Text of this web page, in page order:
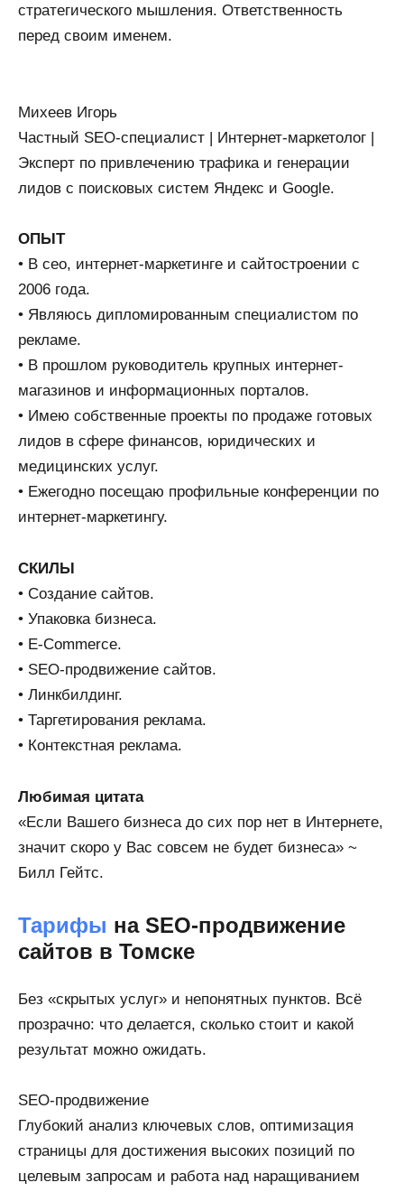
стратегического мышления. Ответственность
перед своим именем.
Михеев Игорь
Частный SEO-специалист | Интернет-маркетолог |
Эксперт по привлечению трафика и генерации
лидов с поисковых систем Яндекс и Google.
ОПЫТ
• В сео, интернет-маркетинге и сайтостроении с
2006 года.
• Являюсь дипломированным специалистом по
рекламе.
• В прошлом руководитель крупных интернет-
магазинов и информационных порталов.
• Имею собственные проекты по продаже готовых
лидов в сфере финансов, юридических и
медицинских услуг.
• Ежегодно посещаю профильные конференции по
интернет-маркетингу.
СКИЛЫ
• Создание сайтов.
• Упаковка бизнеса.
• E-Commerce.
• SEO-продвижение сайтов.
• Линкбилдинг.
• Таргетирования реклама.
• Контекстная реклама.
Любимая цитата
«Если Вашего бизнеса до сих пор нет в Интернете,
значит скоро у Вас совсем не будет бизнеса» ~
Билл Гейтс.
Тарифы на SEO-продвижение
сайтов в Томске
Без «скрытых услуг» и непонятных пунктов. Всё
прозрачно: что делается, сколько стоит и какой
результат можно ожидать.
SEO-продвижение​
Глубокий анализ ключевых слов, оптимизация
страницы для достижения высоких позиций по
целевым запросам и работа над наращиванием